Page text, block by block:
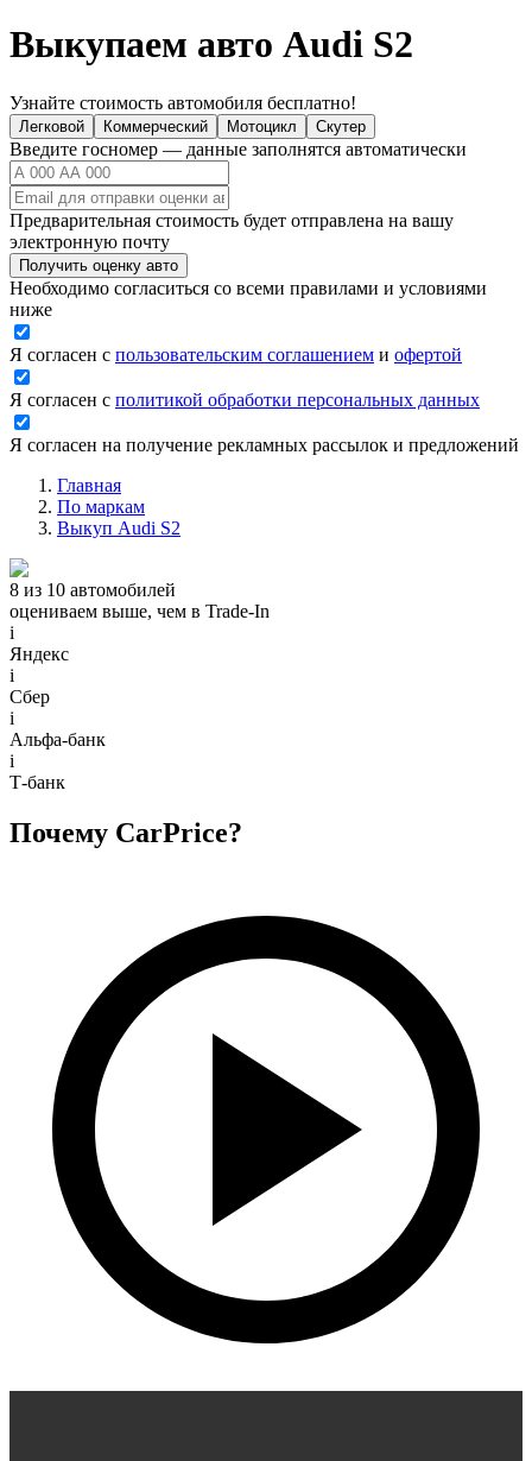
Выкупаем авто Audi S2
Узнайте стоимость автомобиля бесплатно!
Легковой Коммерческий Мотоцикл Скутер
Введите госномер — данные заполнятся автоматически
Предварительная стоимость будет отправлена на вашу
электронную почту
Получить оценку авто
Необходимо согласиться со всеми правилами и условиями
ниже
Я согласен с пользовательским соглашением и офертой
Я согласен с политикой обработки персональных данных
Я согласен на получение рекламных рассылок и предложений
Главная
По маркам
Выкуп Audi S2
8 из 10 автомобилей
оцениваем выше, чем в Trade‑In
i
Яндекс
i
Сбер
i
Альфа-банк
i
Т-банк
Почему CarPrice?